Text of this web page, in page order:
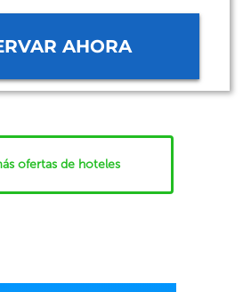
AHORA
ofertas de hoteles